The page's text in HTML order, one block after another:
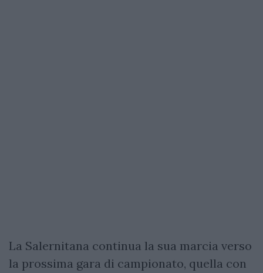
La Salernitana continua la sua marcia verso
la prossima gara di campionato, quella con